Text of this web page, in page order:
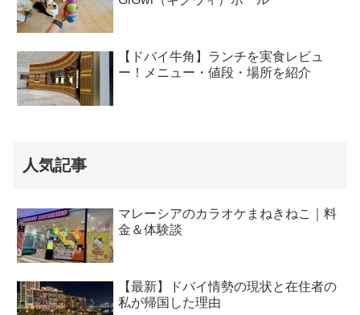
【ドバイ牛角】ランチを実食レビュ
ー！メニュー・値段・場所を紹介
人気記事
マレーシアのカラオケまねきねこ｜料
金＆体験談
【最新】ドバイ情勢の現状と在住者の
私が帰国した理由